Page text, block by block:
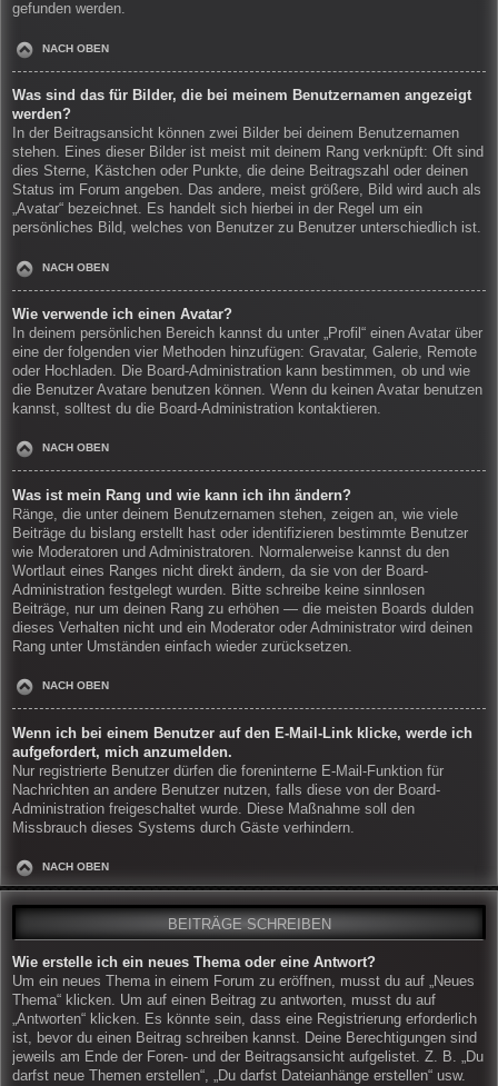
gefunden werden.
NACH OBEN
Was sind das für Bilder, die bei meinem Benutzernamen angezeigt
werden?
In der Beitragsansicht können zwei Bilder bei deinem Benutzernamen
stehen. Eines dieser Bilder ist meist mit deinem Rang verknüpft: Oft sind
dies Sterne, Kästchen oder Punkte, die deine Beitragszahl oder deinen
Status im Forum angeben. Das andere, meist größere, Bild wird auch als
„Avatar“ bezeichnet. Es handelt sich hierbei in der Regel um ein
persönliches Bild, welches von Benutzer zu Benutzer unterschiedlich ist.
NACH OBEN
Wie verwende ich einen Avatar?
In deinem persönlichen Bereich kannst du unter „Profil“ einen Avatar über
eine der folgenden vier Methoden hinzufügen: Gravatar, Galerie, Remote
oder Hochladen. Die Board-Administration kann bestimmen, ob und wie
die Benutzer Avatare benutzen können. Wenn du keinen Avatar benutzen
kannst, solltest du die Board-Administration kontaktieren.
NACH OBEN
Was ist mein Rang und wie kann ich ihn ändern?
Ränge, die unter deinem Benutzernamen stehen, zeigen an, wie viele
Beiträge du bislang erstellt hast oder identifizieren bestimmte Benutzer
wie Moderatoren und Administratoren. Normalerweise kannst du den
Wortlaut eines Ranges nicht direkt ändern, da sie von der Board-
Administration festgelegt wurden. Bitte schreibe keine sinnlosen
Beiträge, nur um deinen Rang zu erhöhen — die meisten Boards dulden
dieses Verhalten nicht und ein Moderator oder Administrator wird deinen
Rang unter Umständen einfach wieder zurücksetzen.
NACH OBEN
Wenn ich bei einem Benutzer auf den E-Mail-Link klicke, werde ich
aufgefordert, mich anzumelden.
Nur registrierte Benutzer dürfen die foreninterne E-Mail-Funktion für
Nachrichten an andere Benutzer nutzen, falls diese von der Board-
Administration freigeschaltet wurde. Diese Maßnahme soll den
Missbrauch dieses Systems durch Gäste verhindern.
NACH OBEN
BEITRÄGE SCHREIBEN
Wie erstelle ich ein neues Thema oder eine Antwort?
Um ein neues Thema in einem Forum zu eröffnen, musst du auf „Neues
Thema“ klicken. Um auf einen Beitrag zu antworten, musst du auf
„Antworten“ klicken. Es könnte sein, dass eine Registrierung erforderlich
ist, bevor du einen Beitrag schreiben kannst. Deine Berechtigungen sind
jeweils am Ende der Foren- und der Beitragsansicht aufgelistet. Z. B. „Du
darfst neue Themen erstellen“, „Du darfst Dateianhänge erstellen“ usw.